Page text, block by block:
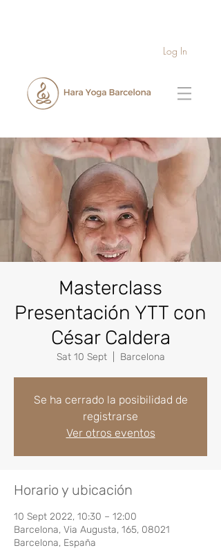
Log In
Masterclass
Presentación YTT con
César Caldera
Sat 10 Sept
  |
Barcelona
Se ha cerrado la posibilidad de
registrarse
Ver otros eventos
Horario y ubicación
10 Sept 2022, 10:30 – 12:00
Barcelona, Via Augusta, 165, 08021
Barcelona, España